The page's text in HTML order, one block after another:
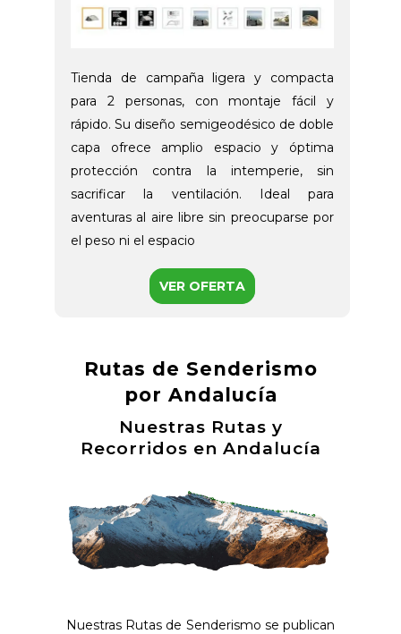
Tienda de campaña ligera y compacta
para 2 personas, con montaje fácil y
rápido. Su diseño semigeodésico de doble
capa ofrece amplio espacio y óptima
protección contra la intemperie, sin
sacrificar la ventilación. Ideal para
aventuras al aire libre sin preocuparse por
el peso ni el espacio
VER OFERTA
Rutas de Senderismo
por Andalucía
Nuestras Rutas y
Recorridos en Andalucía
Nuestras Rutas de Senderismo se publican